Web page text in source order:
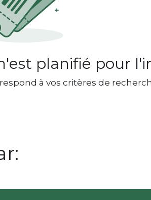
planifié pour
à vos critères de